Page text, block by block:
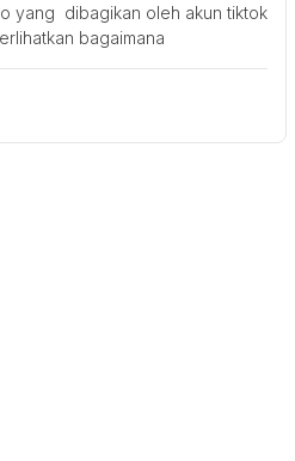
yang dibagikan oleh akun tiktok
bagaimana